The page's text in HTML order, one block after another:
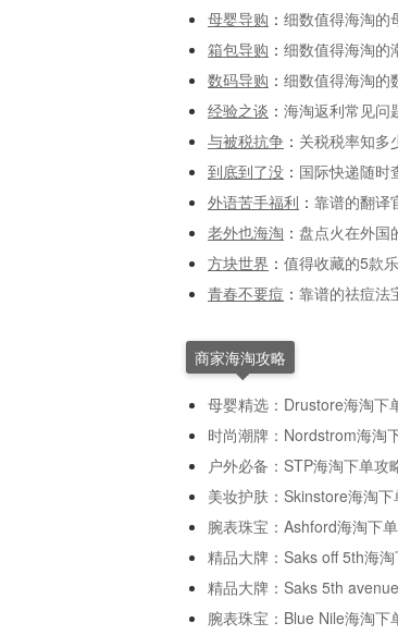
母婴导购 ： 细数值得海淘的
箱包导购 ： 细数值得海淘的
数码导购 ： 细数值得海淘的
经验之谈 ： 海淘返利常见问
与被税抗争 ： 关税税率知多
到底到了没 ： 国际快递随时
外语苦手福利 ： 靠谱的翻译
老外也海淘 ： 盘点火在外国
方块世界 ： 值得收藏的5款
青春不要痘 ： 靠谱的祛痘法
商家海淘攻略
母婴精选：Drustore海淘下
时尚潮牌：Nordstrom海淘
户外必备：STP海淘下单攻
美妆护肤：Skinstore海淘下
腕表珠宝：Ashford海淘下
精品大牌：Saks off 5th海
精品大牌：Saks 5th
腕表珠宝：Blue Nile海淘下